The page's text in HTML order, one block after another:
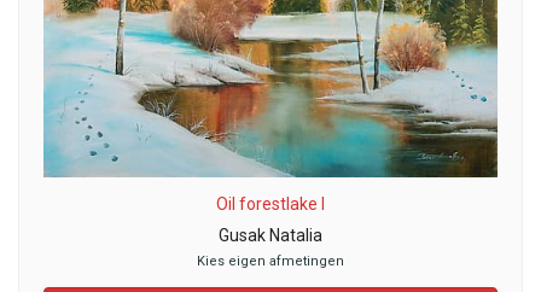
Oil forestlake I
Gusak Natalia
Kies eigen afmetingen